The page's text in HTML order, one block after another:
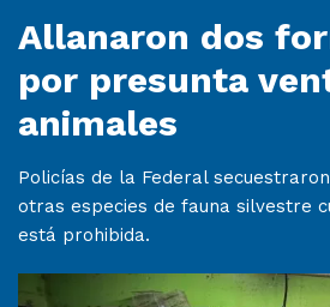
Allanaron dos
por presunta
animales
Policías de la Federal
otras especies de fauna silvestre
está prohibida.